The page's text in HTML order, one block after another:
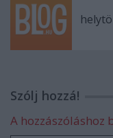
Szólj hozzá!
A hozzászóláshoz